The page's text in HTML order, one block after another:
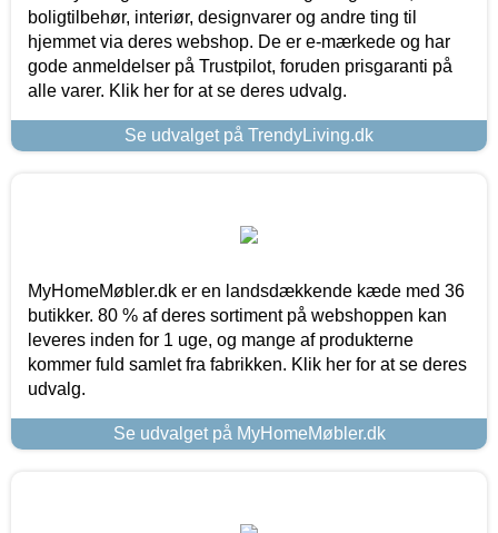
boligtilbehør, interiør, designvarer og andre ting til
hjemmet via deres webshop. De er e-mærkede og har
gode anmeldelser på Trustpilot, foruden prisgaranti på
alle varer. Klik her for at se deres udvalg.
Se udvalget på TrendyLiving.dk
MyHomeMøbler.dk er en landsdækkende kæde med 36
butikker. 80 % af deres sortiment på webshoppen kan
leveres inden for 1 uge, og mange af produkterne
kommer fuld samlet fra fabrikken. Klik her for at se deres
udvalg.
Se udvalget på MyHomeMøbler.dk